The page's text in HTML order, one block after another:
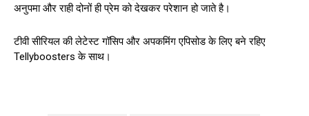
अनुपमा और राही दोनों ही प्रेम को देखकर परेशान हो जाते है।
टीवी सीरियल की लेटेस्ट गॉसिप और अपकमिंग एपिसोड के लिए बने रहिए
Tellyboosters के साथ।